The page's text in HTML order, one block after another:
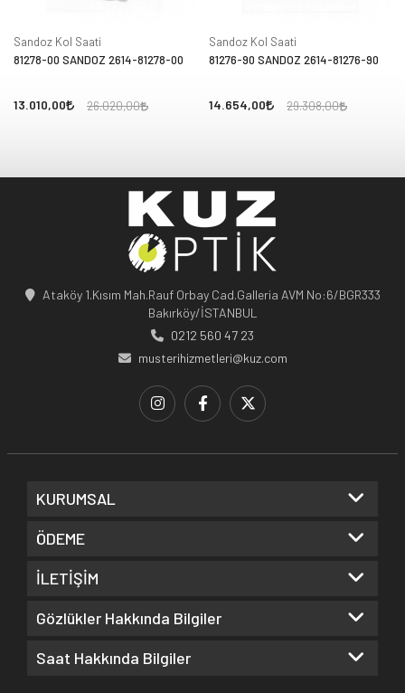
Sandoz Kol Saati
81278-00 SANDOZ 2614-81278-00
13.010,00 26.020,00
Sandoz Kol Saati
81276-90 SANDOZ 2614-81276-90
14.654,00 29.308,00
Ataköy 1.Kısım Mah.Rauf Orbay Cad.Galleria AVM No:6/BGR333
Bakırköy/İSTANBUL
0212 560 47 23
musterihizmetleri@kuz.com
KURUMSAL
ÖDEME
İLETİŞİM
Gözlükler Hakkında Bilgiler
Saat Hakkında Bilgiler